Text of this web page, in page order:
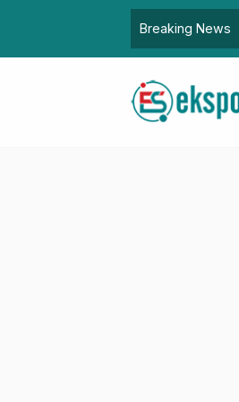
Breaking News